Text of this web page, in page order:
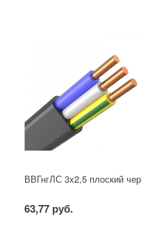
ВВГнгЛС 3x2,5 плоский черный
63,77 руб.